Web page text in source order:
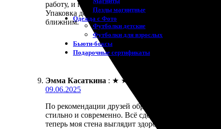
Пазлы магнитные
Одежда с Фото
Футболки детские
Футболки для взрослых
Бьюти-боксы
Подарочные сертификаты
работу, и процесс занял всего один день.
Упаковка достойная, ничего не повредилось.
ближним.
Эмма Касаткина : ★ ★
09.06.2025
По рекомендации друзей обратилась в одну из
стильно и современно. Всё сделали быстро, без
теперь моя стена выглядит здорово! Обязательно